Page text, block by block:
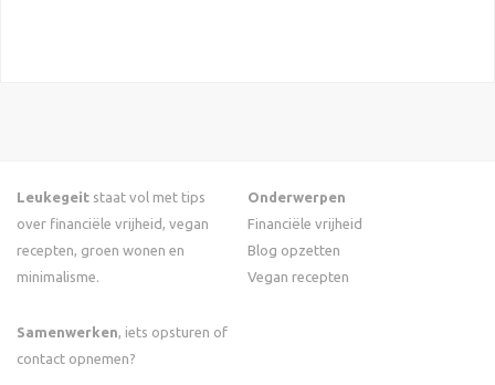
Leukegeit staat vol met tips
over financiële vrijheid, vegan
recepten, groen wonen en
minimalisme.
Samenwerken, iets opsturen of
contact opnemen?
Onderwerpen
Financiële vrijheid
Blog opzetten
Vegan recepten